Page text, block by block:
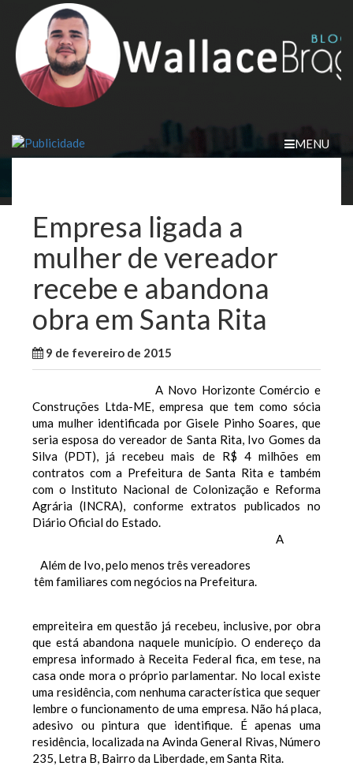
content
MENU
Empresa ligada a
mulher de vereador
recebe e abandona
obra em Santa Rita
9 de fevereiro de 2015
A Novo Horizonte Comércio e
Construções Ltda-ME, empresa que tem como sócia
uma mulher identificada por Gisele Pinho Soares, que
seria esposa do vereador de Santa Rita, Ivo Gomes da
Silva (PDT), já recebeu mais de R$ 4 milhões em
contratos com a Prefeitura de Santa Rita e também
com o Instituto Nacional de Colonização e Reforma
Agrária (INCRA), conforme extratos publicados no
Diário Oficial do Estado.
Além de Ivo, pelo menos três vereadores
têm familiares com negócios na Prefeitura.
A
empreiteira em questão já recebeu, inclusive, por obra
que está abandona naquele município. O endereço da
empresa informado à Receita Federal fica, em tese, na
casa onde mora o próprio parlamentar. No local existe
uma residência, com nenhuma característica que sequer
lembre o funcionamento de uma empresa. Não há placa,
adesivo ou pintura que identifique. É apenas uma
residência, localizada na Avinda General Rivas, Número
235, Letra B, Bairro da Liberdade, em Santa Rita.